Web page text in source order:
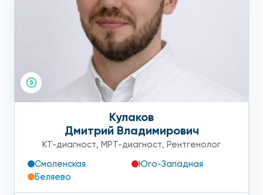
Кулаков
Дмитрий Владимирович
КТ-диагност, МРТ-диагност, Рентгенолог
Смоленская
Юго-Западная
Беляево